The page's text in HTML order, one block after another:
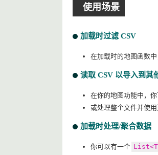
});
使用场景
加载时过滤 CSV
在加载时的地图函数
读取 CSV 以导入到其
在你的地图功能中，
或处理整个文件并使
加载时处理/聚合数据
你可以有一个